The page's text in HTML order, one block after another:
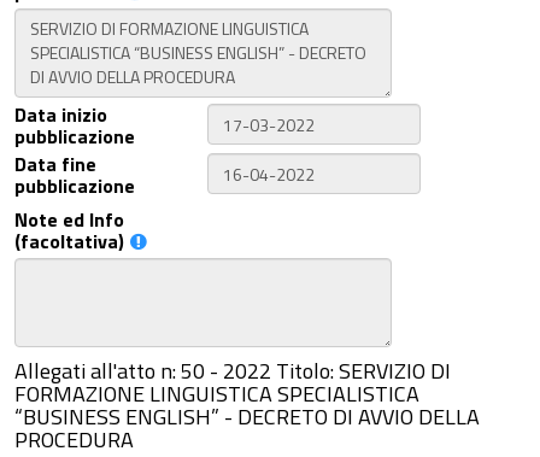
Data inizio
pubblicazione
Data fine
pubblicazione
Note ed Info
(facoltativa)
Allegati all'atto n: 50 - 2022 Titolo: SERVIZIO DI
FORMAZIONE LINGUISTICA SPECIALISTICA
“BUSINESS ENGLISH” - DECRETO DI AVVIO DELLA
PROCEDURA